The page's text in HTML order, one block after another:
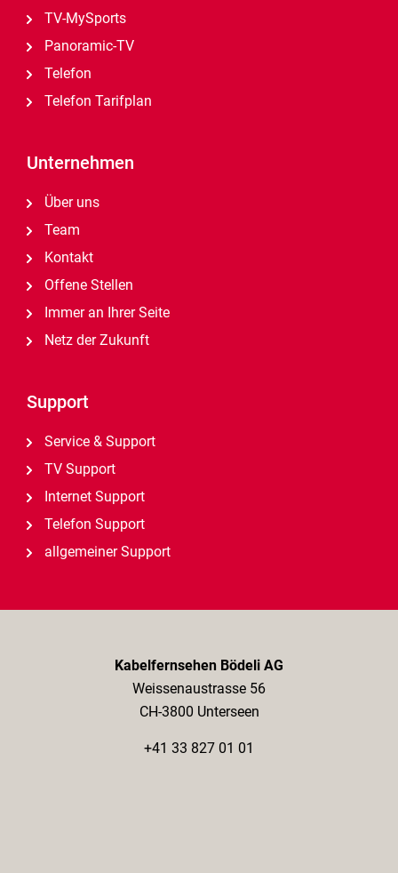
TV-MySports
Panoramic-TV
Telefon
Telefon Tarifplan
Unternehmen
Über uns
Team
Kontakt
Offene Stellen
Immer an Ihrer Seite
Netz der Zukunft
Support
Service & Support
TV Support
Internet Support
Telefon Support
allgemeiner Support
Kabelfernsehen Bödeli AG
Weissenaustrasse 56
CH-3800 Unterseen
+41 33 827 01 01